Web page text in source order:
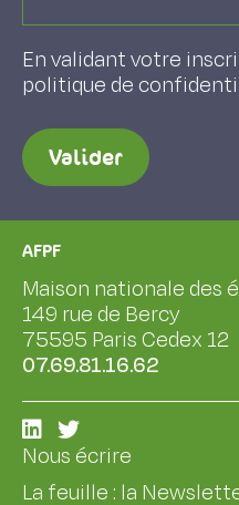
En validant votre
politique de
Valider
AFPF
Maison nationale des
149 rue de Bercy
75595 Paris Cedex 12
07.69.81.16.62
Nous écrire
La feuille : la